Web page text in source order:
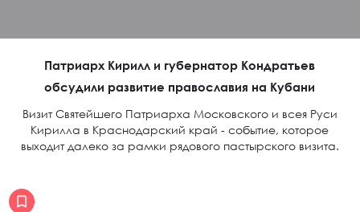
Патриарх Кирилл и губернатор Кондратьев
обсудили развитие православия на Кубани
Визит Святейшего Патриарха Московского и всея Руси
Кирилла в Краснодарский край - событие, которое
выходит далеко за рамки рядового пастырского визита.